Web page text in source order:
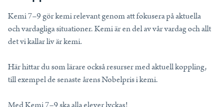
Läs mer
Webbinarier & Inspelat
Ta din undervisning till nästa nivå.
Kemi 7–9 gör kemi relevant genom att fokusera på aktuella
och vardagliga situationer. Kemi är en del av vår vardag och allt
det vi kallar liv är kemi.
Här hittar du som lärare också resurser med aktuell koppling,
till exempel de senaste årens Nobelpris i kemi.